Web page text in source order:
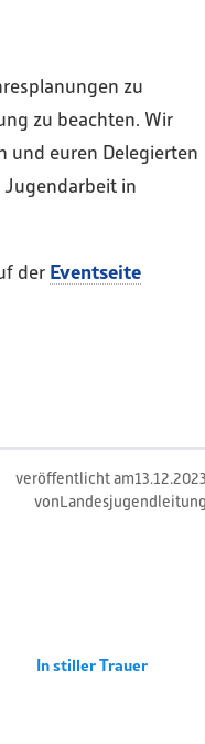
zu
zu beachten. Wir
und euren Delegierten
in
der Eventseite
veröffentlicht am13.12.2023
vonLandesjugendleitung
In stiller Trauer